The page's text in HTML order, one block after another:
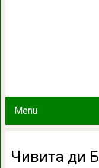
Menu
Чивита ди